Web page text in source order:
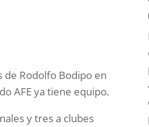
de Rodolfo Bodipo en
AFE ya tiene equipo.
y tres a clubes